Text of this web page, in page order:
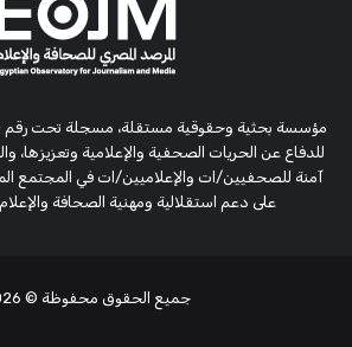
للدفاع عن الحريات الصحفية والإعلامية وتعزيزها،
آمنة للصحفيين/ات والإعلاميين/ات في المجتمع
على دعم استقلالية ومهنية الصحافة
جميع الحقوق محفوظة © 2026